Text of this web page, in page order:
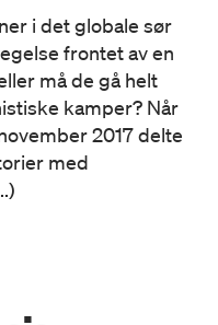
i det globale sør
frontet av en
må de gå helt
kamper? Når
2017 delte
med